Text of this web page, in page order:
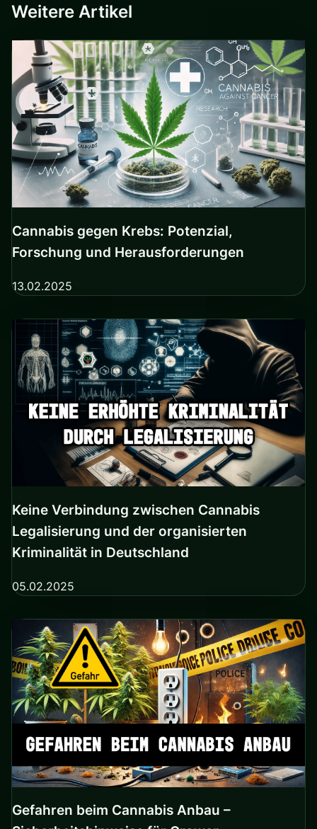
Weitere Artikel
Cannabis gegen Krebs: Potenzial,
Forschung und Herausforderungen
13.02.2025
Keine Verbindung zwischen Cannabis
Legalisierung und der organisierten
Kriminalität in Deutschland
05.02.2025
Gefahren beim Cannabis Anbau –